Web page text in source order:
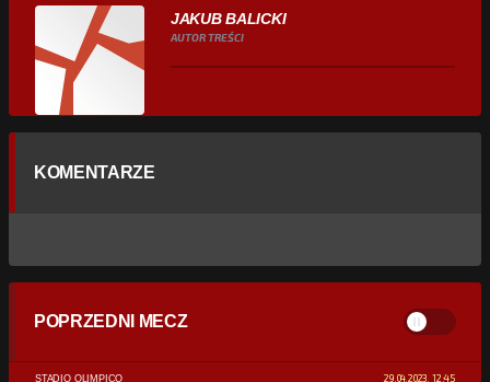
JAKUB BALICKI
AUTOR TREŚCI
KOMENTARZE
POPRZEDNI MECZ
STADIO OLIMPICO 29.04.2023, 12:45